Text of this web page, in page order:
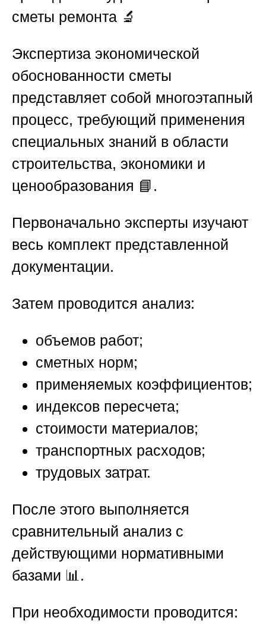
сметы ремонта 🔬
Экспертиза экономической
обоснованности сметы
представляет собой многоэтапный
процесс, требующий применения
специальных знаний в области
строительства, экономики и
ценообразования 📘.
Первоначально эксперты изучают
весь комплект представленной
документации.
Затем проводится анализ:
объемов работ;
сметных норм;
применяемых коэффициентов;
индексов пересчета;
стоимости материалов;
транспортных расходов;
трудовых затрат.
После этого выполняется
сравнительный анализ с
действующими нормативными
базами 📊.
При необходимости проводится: